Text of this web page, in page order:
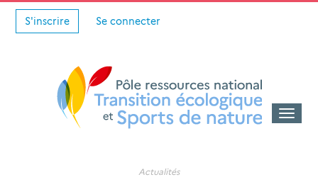
S'inscrire Se connecter
Toggle
Actualités